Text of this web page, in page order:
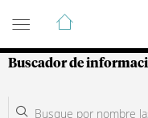
Guía de
Buscador de